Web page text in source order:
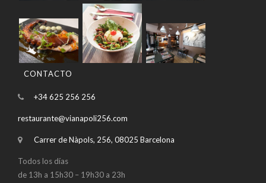
CONTACTO
+34 625 256 256
restaurante@vianapoli256.com
Carrer de Nàpols, 256, 08025 Barcelona
Todos los días
de 13h a 15h30 – 19h30 a 23h